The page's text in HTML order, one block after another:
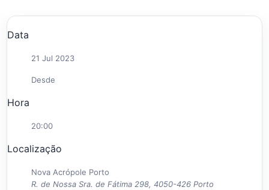
Data
21 Jul 2023
Desde
Hora
20:00
Localização
Nova Acrópole Porto
R. de Nossa Sra. de Fátima 298, 4050-426 Porto